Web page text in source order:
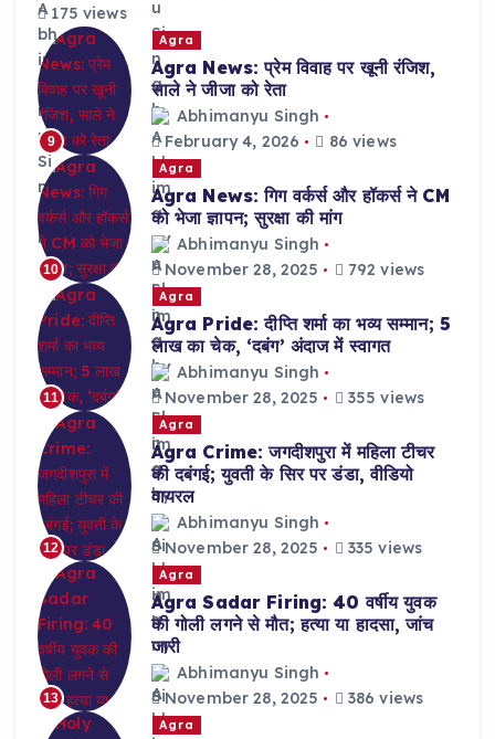
175 views
9
Agra
Agra News: प्रेम विवाह पर खूनी रंजिश,
साले ने जीजा को रेता
Abhimanyu Singh
February 4, 2026
86 views
10
Agra
Agra News: गिग वर्कर्स और हॉकर्स ने CM
को भेजा ज्ञापन; सुरक्षा की मांग
Abhimanyu Singh
November 28, 2025
792 views
11
Agra
Agra Pride: दीप्ति शर्मा का भव्य सम्मान; 5
लाख का चेक, ‘दबंग’ अंदाज में स्वागत
Abhimanyu Singh
November 28, 2025
355 views
12
Agra
Agra Crime: जगदीशपुरा में महिला टीचर
की दबंगई; युवती के सिर पर डंडा, वीडियो
वायरल
Abhimanyu Singh
November 28, 2025
335 views
13
Agra
Agra Sadar Firing: 40 वर्षीय युवक
की गोली लगने से मौत; हत्या या हादसा, जांच
जारी
Abhimanyu Singh
November 28, 2025
386 views
Agra